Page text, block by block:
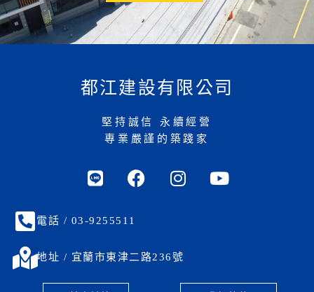
都江建設有限公司
堅持誠信 永續經營
專業嚴謹的築踐家
電話 / 03-9255511
地址 / 宜蘭市東津二路236號